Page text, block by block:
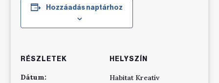
Hozzáadás naptárhoz
RÉSZLETEK
Dátum:
HELYSZÍN
Habitat Kreatív